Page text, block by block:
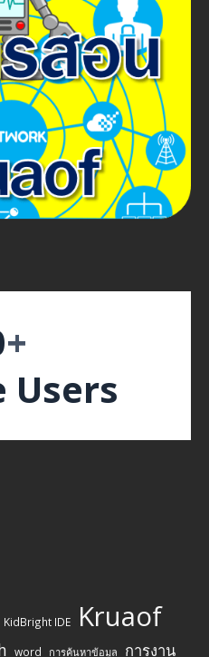
+
Users
KidBright IDE Kruaof
word การค้นหาข้อมูล การงาน